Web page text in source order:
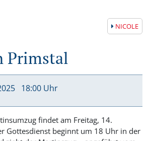
NICOLE
Primstal
18:00 Uhr
findet am Freitag, 14.
Gottesdienst beginnt um 18 Uhr in der